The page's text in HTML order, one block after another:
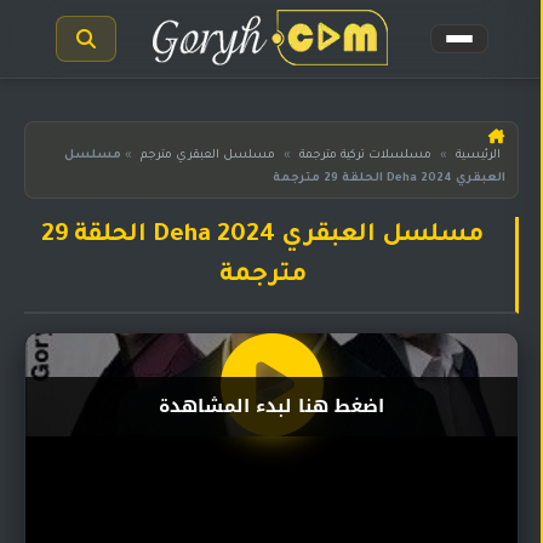
الرئيسية
مسلسلات
المترجمة
مدبلجة
الرئيسية » مسلسلات تركية مترجمة » مسلسل العبقري مترجم » مسلسل
العبقري Deha 2024 الحلقة 29 مترجمة
مسلسل العبقري Deha 2024 الحلقة 29
مترجمة
اضغط هنا لبدء المشاهدة